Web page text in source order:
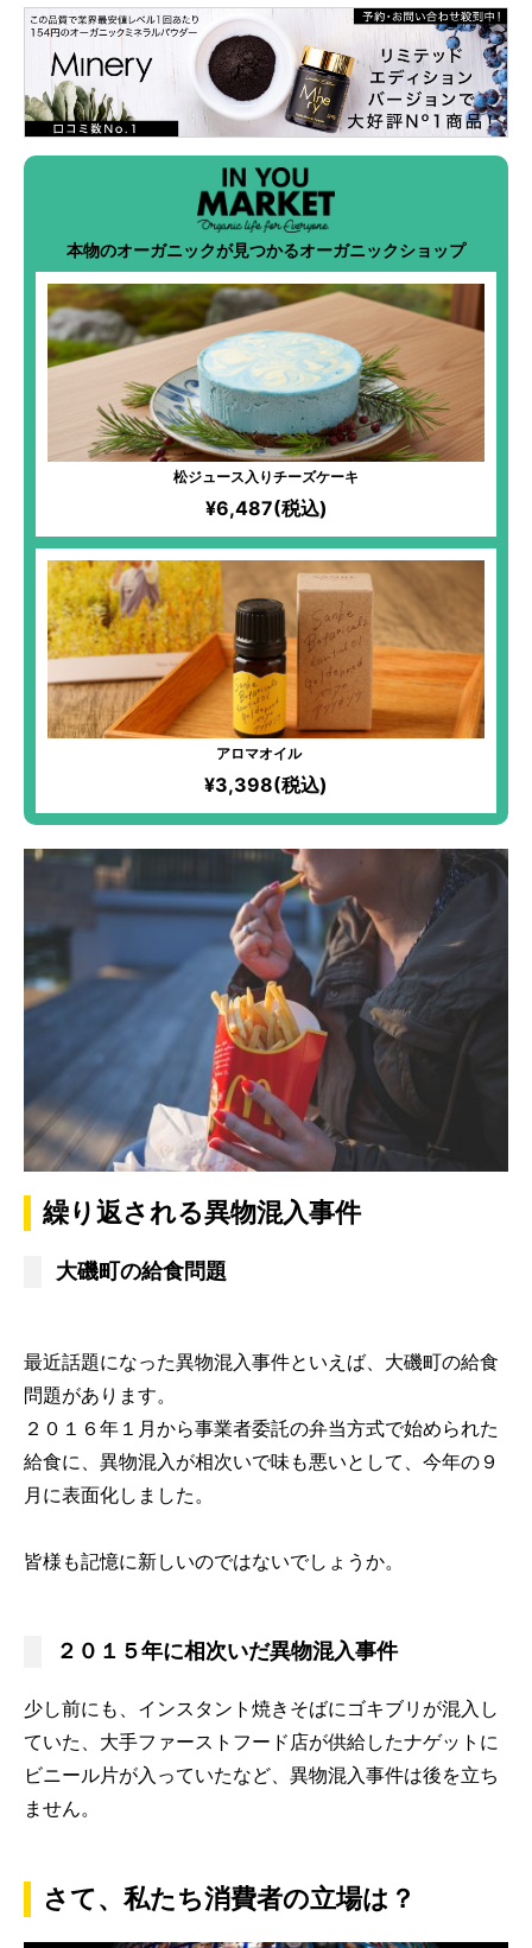
本物のオーガニックが見つかるオーガニックショップ
松ジュース入りチーズケーキ
¥6,487(税込)
アロマオイル
¥3,398(税込)
繰り返される異物混入事件
大磯町の給食問題
最近話題になった異物混入事件といえば、大磯町の給食
問題があります。
２０１６年１月から事業者委託の弁当方式で始められた
給食に、異物混入が相次いで味も悪いとして、今年の９
月に表面化しました。
皆様も記憶に新しいのではないでしょうか。
２０１５年に相次いだ異物混入事件
少し前にも、インスタント焼きそばにゴキブリが混入し
ていた、大手ファーストフード店が供給したナゲットに
ビニール片が入っていたなど、異物混入事件は後を立ち
ません。
さて、私たち消費者の立場は？